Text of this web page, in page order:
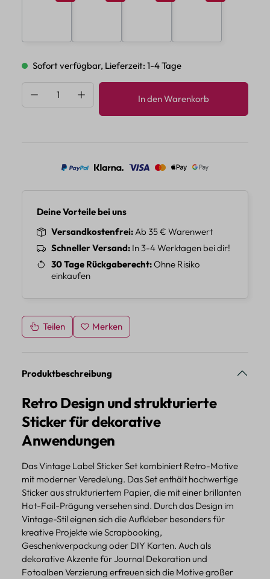
Sofort verfügbar, Lieferzeit: 1-4 Tage
Produkt Anzahl: Gib den gewünschten
In den Warenkorb
Deine Vorteile bei uns
Versandkostenfrei Ab 35 € Warenwert
Schneller Versand In 3-4 Werktagen bei dir!
30 Tage Rückgaberecht Ohne Risiko
einkaufen
Teilen Merken
Produktbeschreibung
Retro Design und strukturierte
Sticker für dekorative
Anwendungen
Das Vintage Label Sticker Set kombiniert Retro-Motive
mit moderner Veredelung. Das Set enthält hochwertige
Sticker aus strukturiertem Papier, die mit einer brillanten
Hot-Foil-Prägung versehen sind. Durch das Design im
Vintage-Stil eignen sich die Aufkleber besonders für
kreative Projekte wie Scrapbooking,
Geschenkverpackung oder DIY Karten. Auch als
dekorative Akzente für Journal Dekoration und
Fotoalben Verzierung erfreuen sich die Motive großer